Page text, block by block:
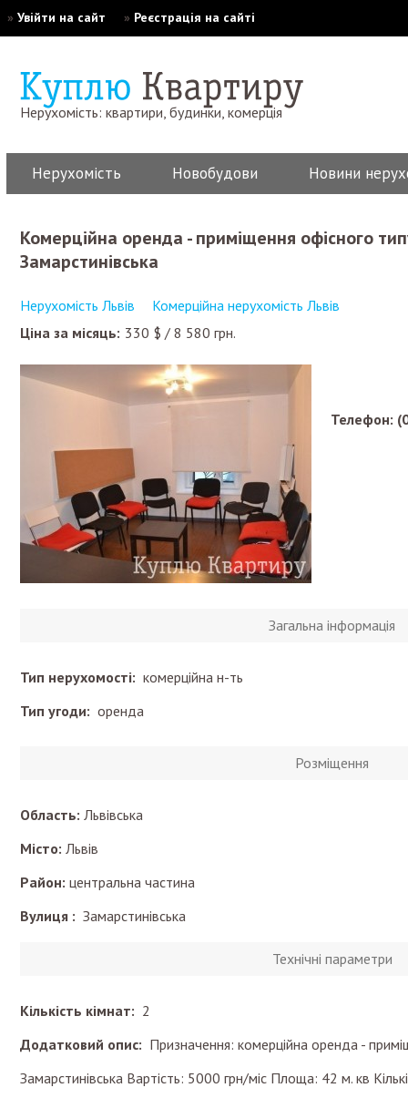
» Увійти на сайт » Реєстрація на сайті
Нерухомість: квартири, будинки, комерція
Нерухомість Новобудови Новини
комерційна оренда - приміщення офісного типу. Розміщення: вул.
Замарстинівська
Нерухомість Львів
Комерційна нерухомість Львів
Ціна за місяць: 330 $ / 8 580 грн.
Телефон:
Загальна інформація
Тип нерухомості: комерційна н-ть
Тип угоди: оренда
Розміщення
Область: Львівська
Місто: Львів
Район: центральна частина
Вулиця : Замарстинівська
Технічні параметри
Кількість кімнат: 2
Додатковий опис: Призначення: комерційна оренда -
Замарстинівська Вартість: 5000 грн/міс Площа: 42 м. кв